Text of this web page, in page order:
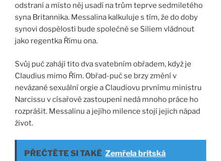
odstraní a místo něj usadí na trům teprve sedmiletého
syna Britannika. Messalina kalkuluje s tím, že do doby
synovi dospělosti bude společně se Siliem vládnout
jako regentka Římu ona.
Svůj puč zahájí tito dva svatebním obřadem, když je
Claudius mimo Řím. Obřad-puč se brzy změní v
nevázané sexuální orgie a Claudiovu prvnímu ministru
Narcissu v císařově zastoupení nedá mnoho práce ho
rozprášit. Messalinu a jejího milence stojí jejich nápad
život.
PŘEČTĚTE SI TAKÉ Zemřela britská